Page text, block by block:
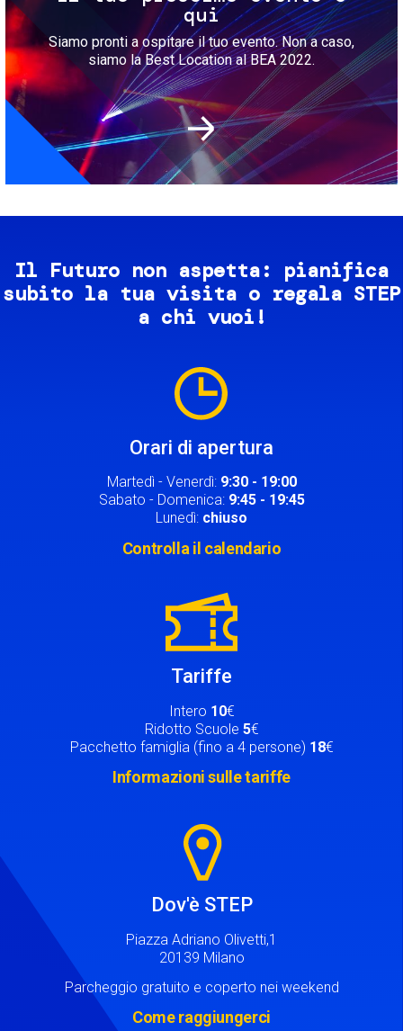
qui
Siamo pronti a ospitare il tuo evento. Non a caso,
siamo la Best Location al BEA 2022.
Il Futuro non aspetta: pianifica
subito la tua visita o regala STEP
a chi vuoi!
Orari di apertura
Martedì - Venerdì: 9:30 - 19:00
Sabato - Domenica: 9:45 - 19:45
Lunedì: chiuso
Controlla il calendario
Tariffe
Intero 10€
Ridotto Scuole 5€
Pacchetto famiglia (fino a 4 persone) 18€
Informazioni sulle tariffe
Dov'è STEP
Piazza Adriano Olivetti,1
20139 Milano
Parcheggio gratuito e coperto nei weekend
Come raggiungerci